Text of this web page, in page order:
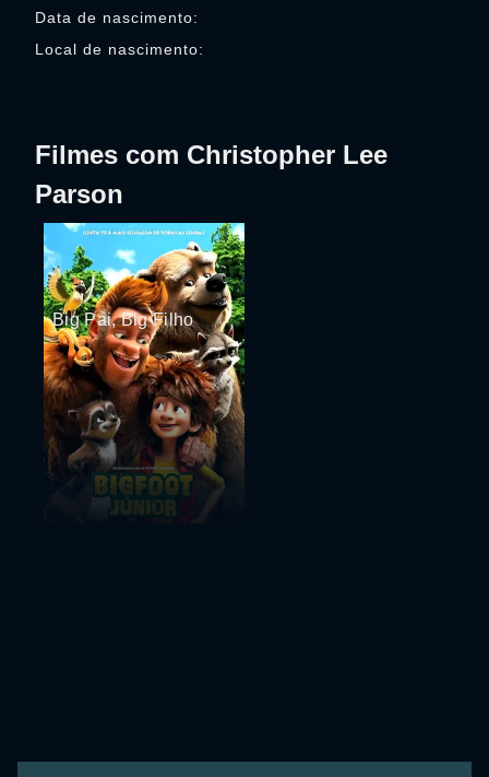
Data de nascimento:
Local de nascimento:
Filmes com Christopher Lee
Parson
Big Pai, Big Filho